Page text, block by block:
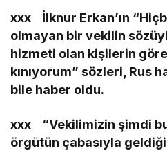
xxx İlknur Erkan’ın
olmayan bir vekilin
hizmeti olan kişilerin
kınıyorum” sözleri, Rus
bile haber oldu.
xxx “Vekilimizin şimdi
örgütün çabasıyla